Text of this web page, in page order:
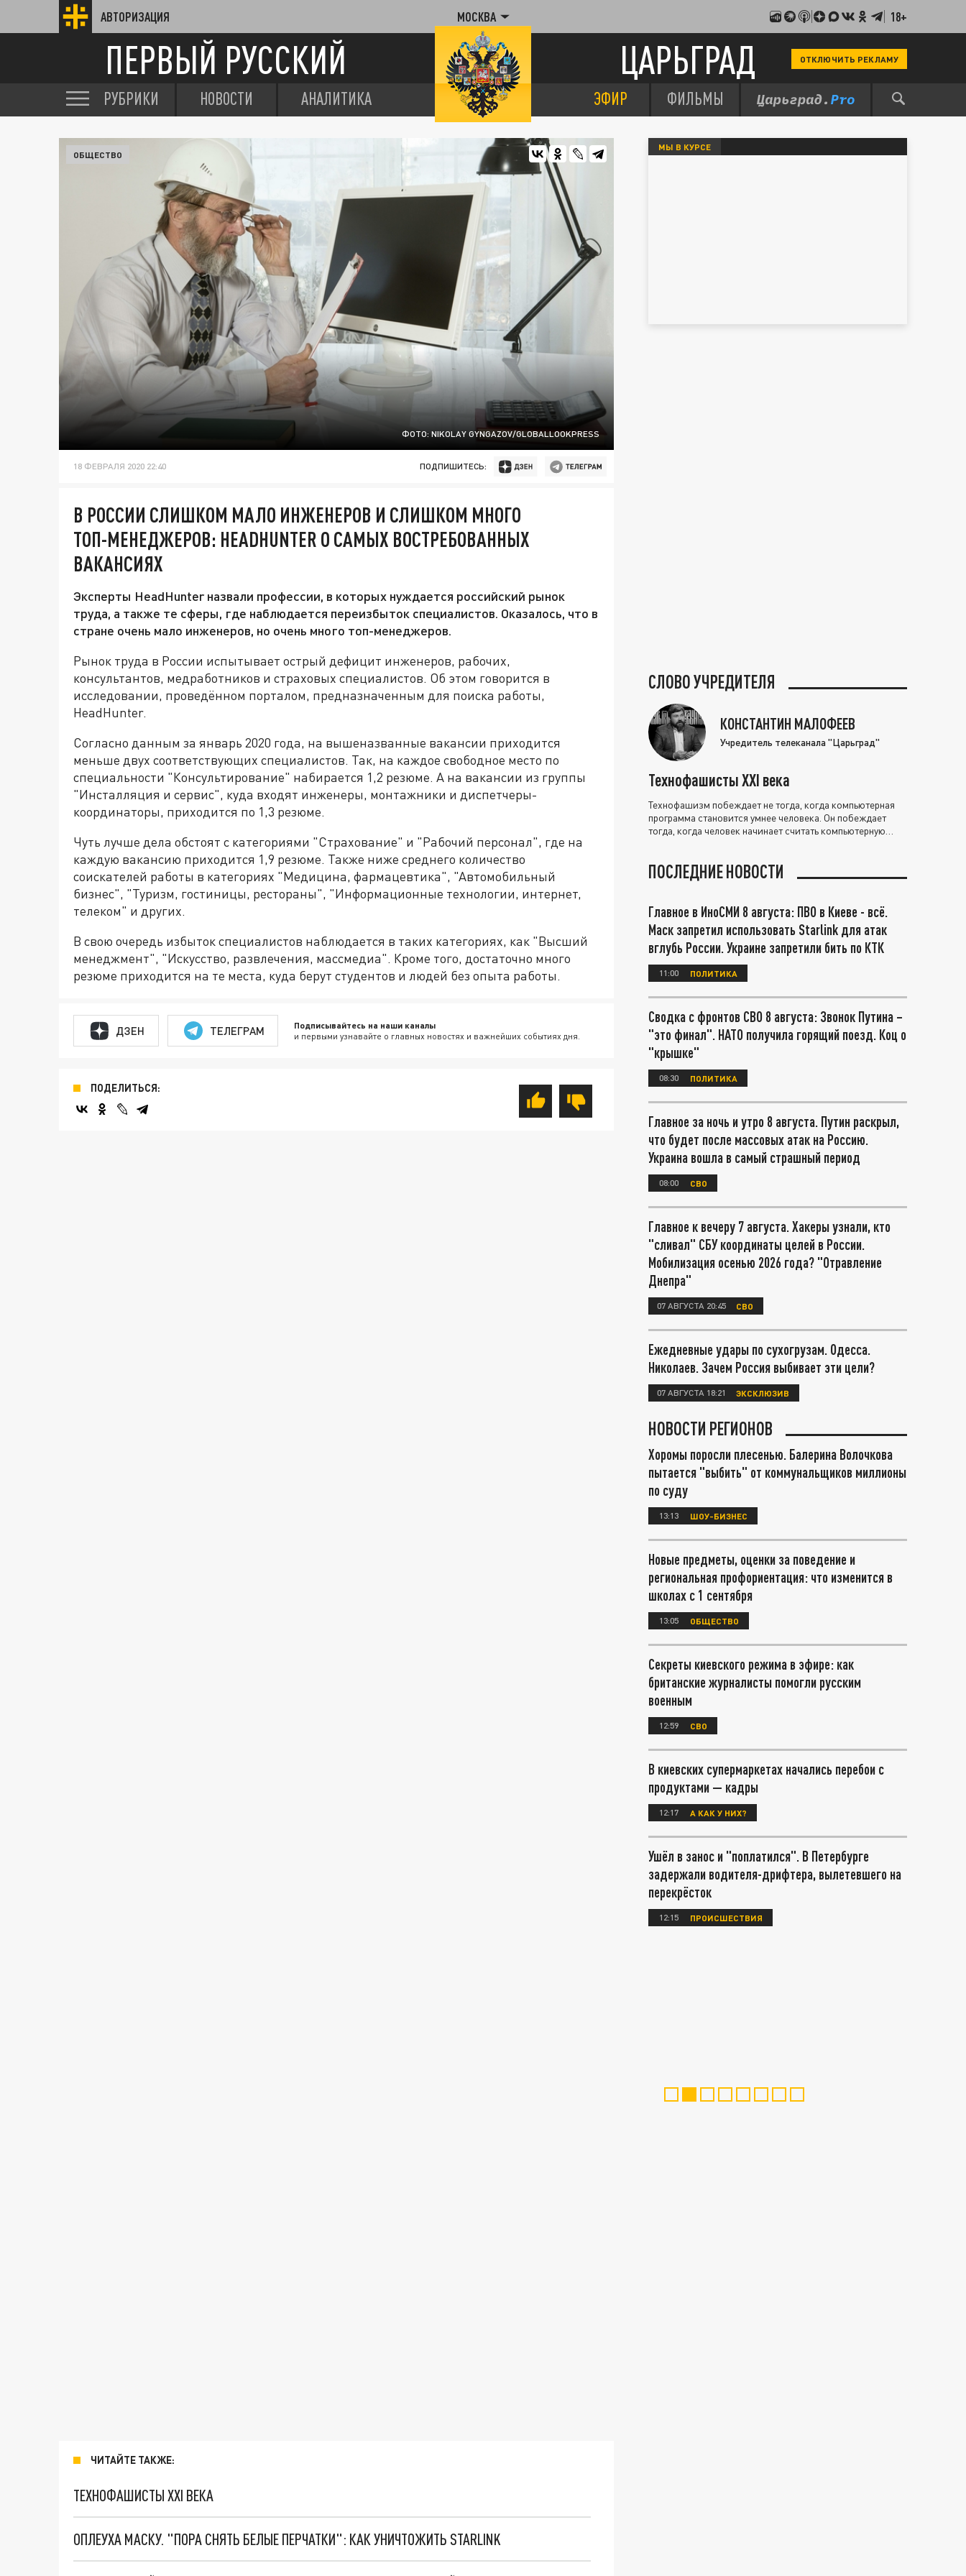
АВТОРИЗАЦИЯ МОСКВА 18+
ПЕРВЫЙ РУССКИЙ ЦАРЬГРАД ОТКЛЮЧИТЬ РЕКЛАМУ
РУБРИКИ НОВОСТИ АНАЛИТИКА ЭФИР ФИЛЬМЫ
ФОТО: NIKOLAY GYNGAZOV/GLOBALLOOKPRESS
ОБЩЕСТВО
18 ФЕВРАЛЯ 2020 22:40 ПОДПИШИТЕСЬ:
В РОССИИ СЛИШКОМ МАЛО ИНЖЕНЕРОВ И СЛИШКОМ МНОГО
ТОП-МЕНЕДЖЕРОВ: HEADHUNTER О САМЫХ ВОСТРЕБОВАННЫХ
ВАКАНСИЯХ
Эксперты HeadHunter назвали профессии, в которых нуждается российский рынок
труда, а также те сферы, где наблюдается переизбыток специалистов. Оказалось, что в
стране очень мало инженеров, но очень много топ-менеджеров.
Рынок труда в России испытывает острый дефицит инженеров, рабочих,
консультантов, медработников и страховых специалистов. Об этом говорится в
исследовании, проведённом порталом, предназначенным для поиска работы,
HeadHunter.
Согласно данным за январь 2020 года, на вышеназванные вакансии приходится
меньше двух соответствующих специалистов. Так, на каждое свободное место по
специальности "Консультирование" набирается 1,2 резюме. А на вакансии из группы
"Инсталляция и сервис", куда входят инженеры, монтажники и диспетчеры-
координаторы, приходится по 1,3 резюме.
Чуть лучше дела обстоят с категориями "Страхование" и "Рабочий персонал", где на
каждую вакансию приходится 1,9 резюме. Также ниже среднего количество
соискателей работы в категориях "Медицина, фармацевтика", "Автомобильный
бизнес", "Туризм, гостиницы, рестораны", "Информационные технологии, интернет,
телеком" и других.
В свою очередь избыток специалистов наблюдается в таких категориях, как "Высший
менеджмент", "Искусство, развлечения, массмедиа". Кроме того, достаточно много
резюме приходится на те места, куда берут студентов и людей без опыта работы.
ДЗЕН ТЕЛЕГРАМ Подписывайтесь на наши каналы
и первыми узнавайте о главных новостях и важнейших событиях дня.
ПОДЕЛИТЬСЯ:
ЧИТАЙТЕ ТАКЖЕ:
ТЕХНОФАШИСТЫ XXI ВЕКА
ОПЛЕУХА МАСКУ. "ПОРА СНЯТЬ БЕЛЫЕ ПЕРЧАТКИ": КАК УНИЧТОЖИТЬ STARLINK
МЫ В КУРСЕ
СЛОВО УЧРЕДИТЕЛЯ
КОНСТАНТИН МАЛОФЕЕВ
Учредитель телеканала "Царьград"
Технофашисты XXI века
Технофашизм побеждает не тогда, когда компьютерная
программа становится умнее человека. Он побеждает
тогда, когда человек начинает считать компьютерную
ПОСЛЕДНИЕ НОВОСТИ
Главное в ИноСМИ 8 августа: ПВО в Киеве - всё.
Маск запретил использовать Starlink для атак
вглубь России. Украине запретили бить по КТК
11:00 ПОЛИТИКА
Сводка с фронтов СВО 8 августа: Звонок Путина –
"это финал". НАТО получила горящий поезд. Коц о
"крышке"
08:30 ПОЛИТИКА
Главное за ночь и утро 8 августа. Путин раскрыл,
что будет после массовых атак на Россию.
Украина вошла в самый страшный период
08:00 СВО
Главное к вечеру 7 августа. Хакеры узнали, кто
"сливал" СБУ координаты целей в России.
Мобилизация осенью 2026 года? "Отравление
Днепра"
07 АВГУСТА 20:45 СВО
Ежедневные удары по сухогрузам. Одесса.
Николаев. Зачем Россия выбивает эти цели?
07 АВГУСТА 18:21 ЭКСКЛЮЗИВ
НОВОСТИ РЕГИОНОВ
Хоромы поросли плесенью. Балерина Волочкова
пытается "выбить" от коммунальщиков миллионы
по суду
13:13 ШОУ-БИЗНЕС
Новые предметы, оценки за поведение и
региональная профориентация: что изменится в
школах с 1 сентября
13:05 ОБЩЕСТВО
Секреты киевского режима в эфире: как
британские журналисты помогли русским
военным
12:59 СВО
В киевских супермаркетах начались перебои с
продуктами — кадры
12:17 А КАК У НИХ?
Ушёл в занос и "поплатился". В Петербурге
задержали водителя-дрифтера, вылетевшего на
перекрёсток
12:15 ПРОИСШЕСТВИЯ